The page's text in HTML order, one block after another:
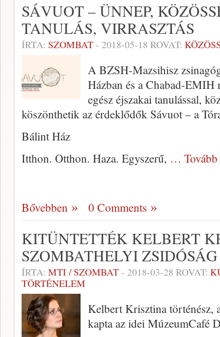
SÁVUOT – ÜNNEP,
TANULÁS, VIRRASZTÁS
ÍRTA: SZOMBAT- 2018-05-18 ROVAT:
A BZSH-Mazsihisz
Házban és a Chabad-EMIH
egész éjszakai tanulással,
köszönthetik az érdeklődők Sávuot – a
Bálint Ház
Itthon. Otthon. Haza. Egyszerű, …
Bővebben 0 Comments
KITÜNTETTÉK KELBERT
SZOMBATHELYI
ÍRTA: MTI / SZOMBAT- 2018-03-28 ROVAT:
TÖRTÉNELEM
Kelbert Krisztina történész,
kapta az idei MúzeumCafé